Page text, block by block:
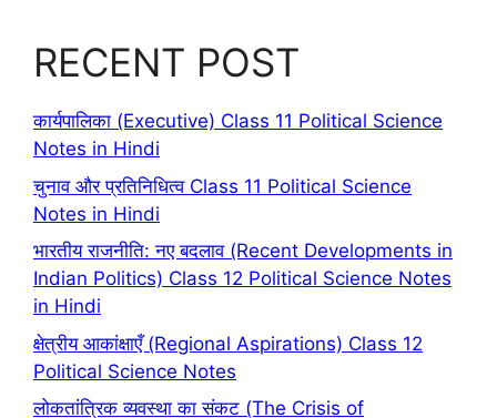
RECENT POST
कार्यपालिका (Executive) Class 11 Political Science
Notes in Hindi
चुनाव और प्रतिनिधित्व Class 11 Political Science
Notes in Hindi
भारतीय राजनीति: नए बदलाव (Recent Developments in
Indian Politics) Class 12 Political Science Notes
in Hindi
क्षेत्रीय आकांक्षाएँ (Regional Aspirations) Class 12
Political Science Notes
लोकतांत्रिक व्यवस्था का संकट (The Crisis of